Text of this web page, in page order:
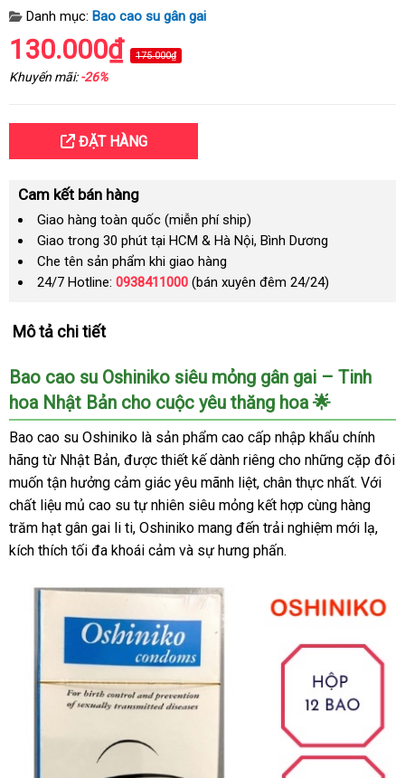
Danh mục: Bao cao su gân gai
130.000₫ 175.000₫
Khuyến mãi:-26%
ĐẶT HÀNG
Cam kết bán hàng
Giao hàng toàn quốc (miễn phí ship)
Giao trong 30 phút tại HCM & Hà Nội, Bình Dương
Che tên sản phẩm khi giao hàng
24/7 Hotline: 0938411000 (bán xuyên đêm 24/24)
Mô tả chi tiết
Bao cao su Oshiniko siêu mỏng gân gai – Tinh
hoa Nhật Bản cho cuộc yêu thăng hoa 🌟
Bao cao su Oshiniko là sản phẩm cao cấp nhập khẩu chính
hãng từ Nhật Bản, được thiết kế dành riêng cho những cặp đôi
muốn tận hưởng cảm giác yêu mãnh liệt, chân thực nhất. Với
chất liệu mủ cao su tự nhiên siêu mỏng kết hợp cùng hàng
trăm hạt gân gai li ti, Oshiniko mang đến trải nghiệm mới lạ,
kích thích tối đa khoái cảm và sự hưng phấn.